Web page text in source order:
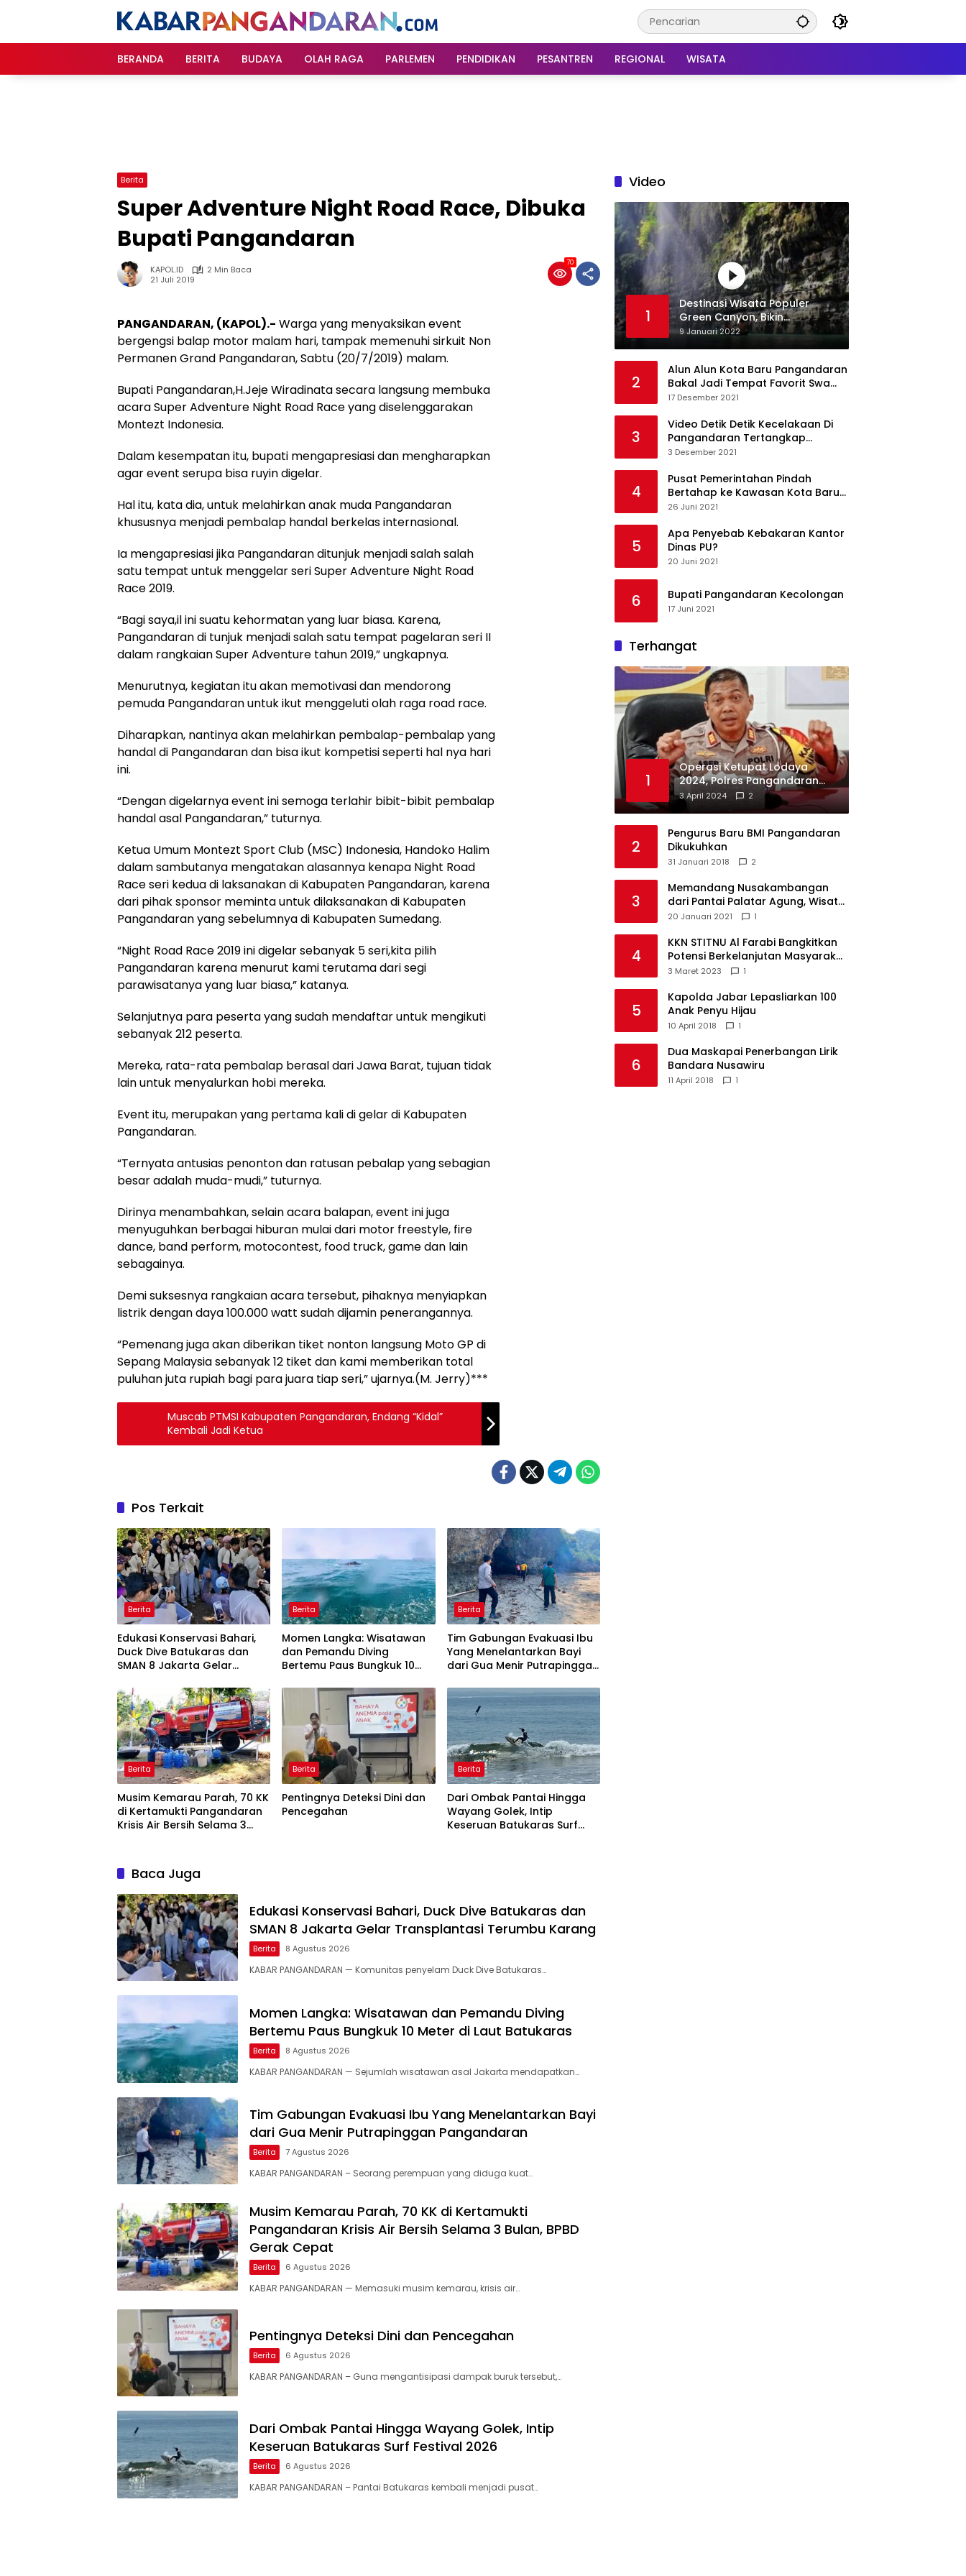
BERANDA
BERITA BUDAYA OLAH RAGA PARLEMEN PENDIDIKAN PESANTREN REGIONAL WISATA
Berita
Super Adventure Night Road Race, Dibuka
Bupati Pangandaran
KAPOL.ID
2 Min Baca
21 Juli 2019
70
PANGANDARAN, (KAPOL).- Warga yang menyaksikan event
bergengsi balap motor malam hari, tampak memenuhi sirkuit Non
Permanen Grand Pangandaran, Sabtu (20/7/2019) malam.
Bupati Pangandaran,H.Jeje Wiradinata secara langsung membuka
acara Super Adventure Night Road Race yang diselenggarakan
Montezt Indonesia.
Dalam kesempatan itu, bupati mengapresiasi dan mengharapkan
agar event serupa bisa ruyin digelar.
Hal itu, kata dia, untuk melahirkan anak muda Pangandaran
khususnya menjadi pembalap handal berkelas internasional.
Ia mengapresiasi jika Pangandaran ditunjuk menjadi salah salah
satu tempat untuk menggelar seri Super Adventure Night Road
Race 2019.
“Bagi saya,il ini suatu kehormatan yang luar biasa. Karena,
Pangandaran di tunjuk menjadi salah satu tempat pagelaran seri II
dalam rangkaian Super Adventure tahun 2019,” ungkapnya.
Menurutnya, kegiatan itu akan memotivasi dan mendorong
pemuda Pangandaran untuk ikut menggeluti olah raga road race.
Diharapkan, nantinya akan melahirkan pembalap-pembalap yang
handal di Pangandaran dan bisa ikut kompetisi seperti hal nya hari
ini.
“Dengan digelarnya event ini semoga terlahir bibit-bibit pembalap
handal asal Pangandaran,” tuturnya.
Ketua Umum Montezt Sport Club (MSC) Indonesia, Handoko Halim
dalam sambutanya mengatakan alasannya kenapa Night Road
Race seri kedua di laksanakan di Kabupaten Pangandaran, karena
dari pihak sponsor meminta untuk dilaksanakan di Kabupaten
Pangandaran yang sebelumnya di Kabupaten Sumedang.
“Night Road Race 2019 ini digelar sebanyak 5 seri,kita pilih
Pangandaran karena menurut kami terutama dari segi
parawisatanya yang luar biasa,” katanya.
Selanjutnya para peserta yang sudah mendaftar untuk mengikuti
sebanyak 212 peserta.
Mereka, rata-rata pembalap berasal dari Jawa Barat, tujuan tidak
lain untuk menyalurkan hobi mereka.
Event itu, merupakan yang pertama kali di gelar di Kabupaten
Pangandaran.
“Ternyata antusias penonton dan ratusan pebalap yang sebagian
besar adalah muda-mudi,” tuturnya.
Dirinya menambahkan, selain acara balapan, event ini juga
menyuguhkan berbagai hiburan mulai dari motor freestyle, fire
dance, band perform, motocontest, food truck, game dan lain
sebagainya.
Demi suksesnya rangkaian acara tersebut, pihaknya menyiapkan
listrik dengan daya 100.000 watt sudah dijamin penerangannya.
“Pemenang juga akan diberikan tiket nonton langsung Moto GP di
Sepang Malaysia sebanyak 12 tiket dan kami memberikan total
puluhan juta rupiah bagi para juara tiap seri,” ujarnya.(M. Jerry)***
Muscab PTMSI Kabupaten Pangandaran, Endang “Kidal”
Kembali Jadi Ketua
Pos Terkait
Berita
Edukasi Konservasi Bahari,
Duck Dive Batukaras dan
SMAN 8 Jakarta Gelar
Karang
Berita
Momen Langka: Wisatawan
dan Pemandu Diving
Bertemu Paus Bungkuk 10
Berita
Tim Gabungan Evakuasi Ibu
Yang Menelantarkan Bayi
dari Gua Menir Putrapinggan
Berita
Musim Kemarau Parah, 70 KK
di Kertamukti Pangandaran
Krisis Air Bersih Selama 3
Berita
Pentingnya Deteksi Dini dan
Pencegahan
Berita
Dari Ombak Pantai Hingga
Wayang Golek, Intip
Keseruan Batukaras Surf
Baca Juga
Edukasi Konservasi Bahari, Duck Dive Batukaras dan
SMAN 8 Jakarta Gelar Transplantasi Terumbu Karang
Berita 8 Agustus 2026
KABAR PANGANDARAN — Komunitas penyelam Duck Dive Batukaras…
Momen Langka: Wisatawan dan Pemandu Diving
Bertemu Paus Bungkuk 10 Meter di Laut Batukaras
Berita 8 Agustus 2026
KABAR PANGANDARAN — Sejumlah wisatawan asal Jakarta mendapatkan…
Tim Gabungan Evakuasi Ibu Yang Menelantarkan Bayi
dari Gua Menir Putrapinggan Pangandaran
Berita 7 Agustus 2026
KABAR PANGANDARAN – Seorang perempuan yang diduga kuat…
Musim Kemarau Parah, 70 KK di Kertamukti
Pangandaran Krisis Air Bersih Selama 3 Bulan, BPBD
Gerak Cepat
Berita 6 Agustus 2026
KABAR PANGANDARAN — Memasuki musim kemarau, krisis air…
Pentingnya Deteksi Dini dan Pencegahan
Berita 6 Agustus 2026
KABAR PANGANDARAN – ​Guna mengantisipasi dampak buruk tersebut,…
Dari Ombak Pantai Hingga Wayang Golek, Intip
Keseruan Batukaras Surf Festival 2026
Berita 6 Agustus 2026
KABAR PANGANDARAN – Pantai Batukaras kembali menjadi pusat…
Video
1
Destinasi Wisata Populer
Green Canyon, Bikin
Ketagihan Wisatawan
9 Januari 2022
2
Alun Alun Kota Baru Pangandaran
Bakal Jadi Tempat Favorit Swa
Foto Selfie
17 Desember 2021
3
Video Detik Detik Kecelakaan Di
Pangandaran Tertangkap
Kamera Handphone
3 Desember 2021
4
Pusat Pemerintahan Pindah
Bertahap ke Kawasan Kota Baru
Pangandaran
26 Juni 2021
5
Apa Penyebab Kebakaran Kantor
Dinas PU?
20 Juni 2021
6 Bupati Pangandaran Kecolongan
17 Juni 2021
Terhangat
1
Operasi Ketupat Lodaya
2024, Polres Pangandaran
Dirikan 12 Pos Pengamanan
3 April 2024 2
2
Pengurus Baru BMI Pangandaran
Dikukuhkan
31 Januari 2018 2
3
Memandang Nusakambangan
dari Pantai Palatar Agung, Wisata
Alternatif Masa Pandemi
20 Januari 2021 1
4
KKN STITNU Al Farabi Bangkitkan
Potensi Berkelanjutan Masyarakat
Kecamatan Langkaplancar
3 Maret 2023 1
5
Kapolda Jabar Lepasliarkan 100
Anak Penyu Hijau
10 April 2018 1
6
Dua Maskapai Penerbangan Lirik
Bandara Nusawiru
11 April 2018 1